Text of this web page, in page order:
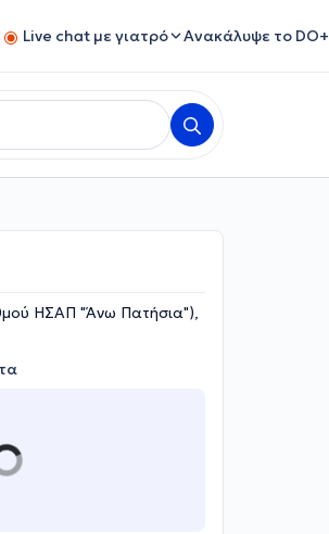
Live chat με γιατρό Ανακάλυψε το DO+
ΗΣΑΠ "Άνω Πατήσια"),